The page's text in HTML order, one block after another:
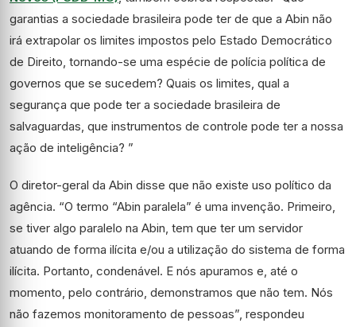
garantias a sociedade brasileira pode ter de que a Abin não
irá extrapolar os limites impostos pelo Estado Democrático
de Direito, tornando-se uma espécie de polícia política de
governos que se sucedem? Quais os limites, qual a
segurança que pode ter a sociedade brasileira de
salvaguardas, que instrumentos de controle pode ter a nossa
ação de inteligência? ”
O diretor-geral da Abin disse que não existe uso político da
agência. “O termo “Abin paralela” é uma invenção. Primeiro,
se tiver algo paralelo na Abin, tem que ter um servidor
atuando de forma ilícita e/ou a utilização do sistema de forma
ilícita. Portanto, condenável. E nós apuramos e, até o
momento, pelo contrário, demonstramos que não tem. Nós
não fazemos monitoramento de pessoas”, respondeu